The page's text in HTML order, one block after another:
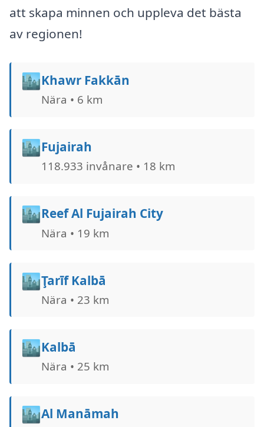
att skapa minnen och uppleva det bästa
av regionen!
🏙️Khawr Fakkān
Nära • 6 km
🏙️Fujairah
118.933 invånare • 18 km
🏙️Reef Al Fujairah City
Nära • 19 km
🏙️Ţarīf Kalbā
Nära • 23 km
🏙️Kalbā
Nära • 25 km
🏙️Al Manāmah